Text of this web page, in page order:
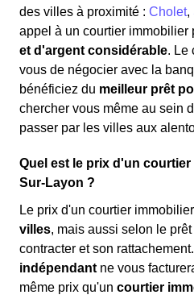
des villes à proximité : Cholet,
appel à un courtier immobilier
et d'argent considérable. Le
vous de négocier avec la
bénéficiez du meilleur prêt
chercher vous même au sein
passer par les villes aux
Quel est le prix d'un
Sur-Layon ?
Le prix d'un courtier
villes, mais aussi selon le
contracter et son
indépendant ne vous
même prix qu'un courtier